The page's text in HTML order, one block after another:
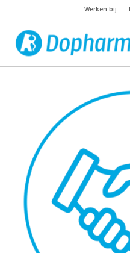
Werken bij